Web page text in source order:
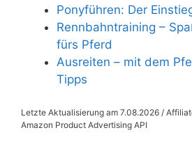
Ponyführen: Der
Rennbahntraining –
fürs Pferd
Ausreiten – mit dem
Tipps
Letzte Aktualisierung am 7.08.2026 /
Amazon Product Advertising API